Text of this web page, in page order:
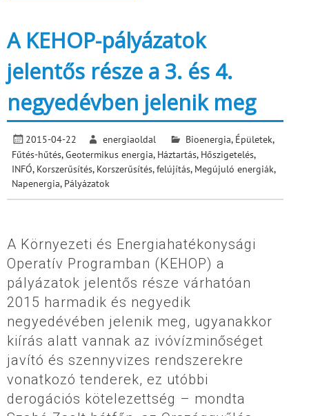
A KEHOP-pályázatok
jelentős része a 3. és 4.
negyedévben jelenik meg
2015-04-22 energiaoldal Bioenergia, Épületek,
Fűtés-hűtés,Geotermikus energia, Háztartás, Hőszigetelés,
INFÓ, Korszerűsítés, Korszerűsítés, felújítás, Megújuló energiák,
Napenergia, Pályázatok
A Környezeti és Energiahatékonysági
Operatív Programban (KEHOP) a
pályázatok jelentős része várhatóan
2015 harmadik és negyedik
negyedévében jelenik meg, ugyanakkor
kiírás alatt vannak az ivóvízminőséget
javító és szennyvizes rendszerekre
vonatkozó tenderek, ez utóbbi
derogációs kötelezettség – mondta